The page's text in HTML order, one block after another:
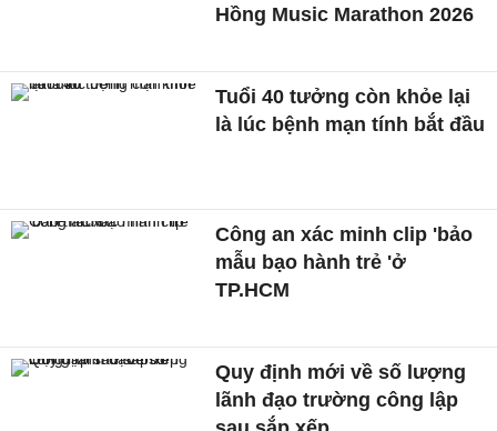
Hồng Music Marathon 2026
Tuổi 40 tưởng còn khỏe lại
là lúc bệnh mạn tính bắt đầu
Công an xác minh clip 'bảo
mẫu bạo hành trẻ 'ở
TP.HCM
Quy định mới về số lượng
lãnh đạo trường công lập